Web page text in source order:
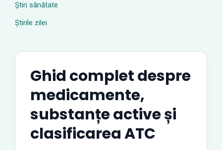
Ştiri sănătate
Știrile zilei
Ghid complet despre
medicamente,
substanțe active și
clasificarea ATC